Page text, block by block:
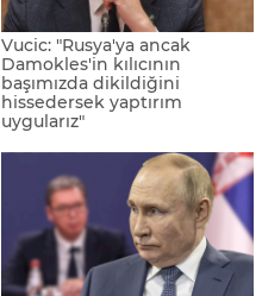
Vucic: "Rusya'ya ancak
Damokles'in kılıcının
başımızda dikildiğini
hissedersek yaptırım
uygularız"